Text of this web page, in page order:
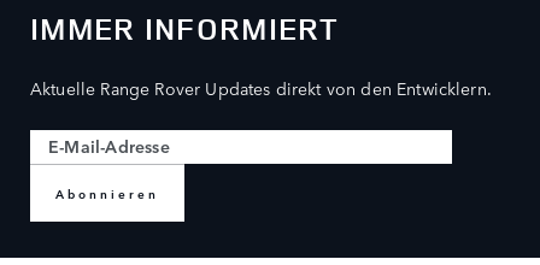
IMMER INFORMIERT
Aktuelle Range Rover Updates direkt von den Entwicklern.
Abonnieren